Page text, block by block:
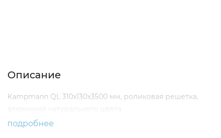
Описание
Kampmann QL 310x130x3500 мм, роликовая решетка,
алюминий натурального цвета
подробнее